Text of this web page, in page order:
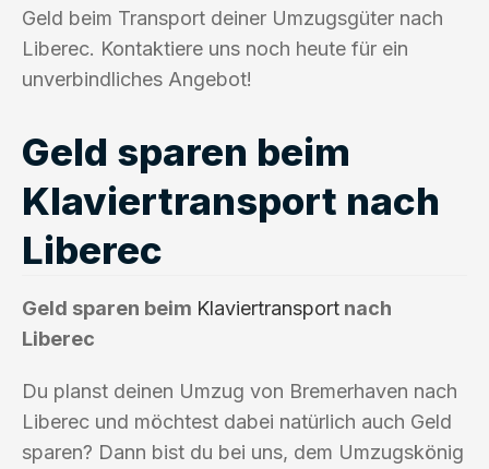
Geld beim Transport deiner Umzugsgüter nach
Liberec. Kontaktiere uns noch heute für ein
unverbindliches Angebot!
Geld sparen beim
Klaviertransport nach
Liberec
Geld sparen beim Klaviertransport nach
Liberec
Du planst deinen Umzug von Bremerhaven nach
Liberec und möchtest dabei natürlich auch Geld
sparen? Dann bist du bei uns, dem Umzugskönig